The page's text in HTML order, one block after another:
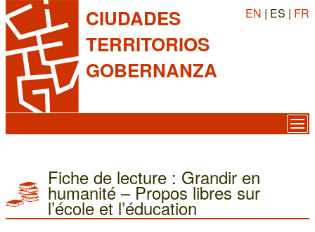
CIUDADES
TERRITORIOS
GOBERNANZA
EN | ES | FR
Fiche de lecture : Grandir en
humanité – Propos libres sur
l’école et l’éducation